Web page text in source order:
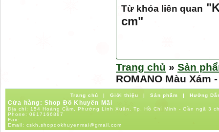
Từ khóa liên quan "
cm"
Trang chủ » Sản
ROMANO Màu Xám
Trang chủ | Giới thiệu | Sản phẩm | Hướng
Cửa hàng: Shop Đồ Khuyến Mãi
Địa chỉ: 154 Hoàng Cầm, Phường Linh Xuân, Tp. Hồ Chí Minh - Gần ngã 3
Phone: 0917166887
Fax:
Email: cskh.shopdokhuyenmai@gmail.com